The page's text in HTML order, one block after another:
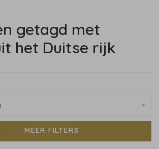
getagd met
het Duitse rijk
MEER FILTERS